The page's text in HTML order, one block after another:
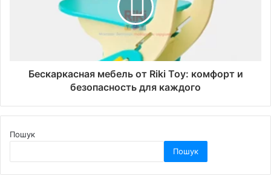
Бескаркасная мебель от Riki Toy: комфорт и
безопасность для каждого
Пошук
Пошук